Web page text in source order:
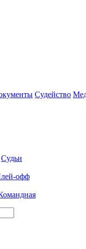
Судейство
Судьи
офф